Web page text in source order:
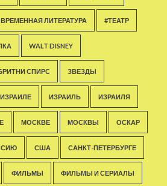
ЛИТЕРАТУРА #ТЕАТР
WALT DISNEY
СПИРС ЗВЕЗДЫ
ИЗРАИЛЕ ИЗРАИЛЬ ИЗРАИЛЯ
МОСКВЕ МОСКВЫ ОСКАР
США САНКТ-ПЕТЕРБУРГЕ
ФИЛЬМЫ ФИЛЬМЫ И СЕРИАЛЫ